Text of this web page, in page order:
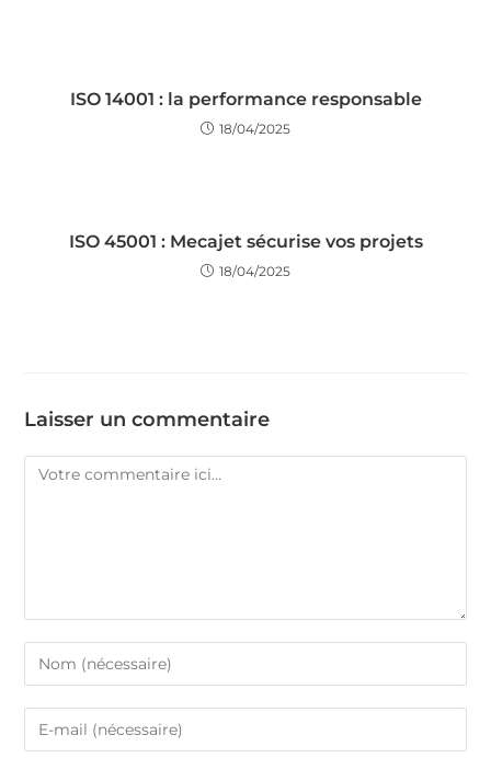
ISO 14001 : la performance responsable
18/04/2025
ISO 45001 : Mecajet sécurise vos projets
18/04/2025
Laisser un commentaire